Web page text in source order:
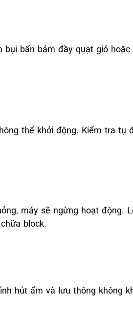
bẩn bám đầy quạt gió hoặc
thể khởi động. Kiểm tra tụ
máy sẽ ngừng hoạt động.
block.
hút ẩm và lưu thông không